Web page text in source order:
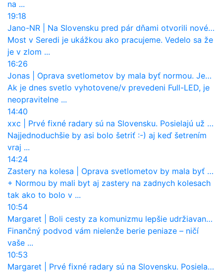
na ...
19:18
Jano-NR
Na Slovensku pred pár dňami otvorili nové mosty, ktoré to sú?
Most v Seredi je ukážkou ako pracujeme. Vedelo sa že
je v zlom ...
16:26
Jonas
Oprava svetlometov by mala byť normou. Jeden nový dnes stojí priemerne 1251 eur!
Ak je dnes svetlo vyhotovene/v prevedeni Full-LED, je
neopravitelne ...
14:40
xxc
Prvé fixné radary sú na Slovensku. Posielajú už pokuty? Ukáže ich Waze?
Najjednoduchšie by asi bolo šetriť :-) aj keď šetrením
vraj ...
14:24
Zastery na kolesa
Oprava svetlometov by mala byť normou. Jeden nový dnes stojí priemerne 1251 eur!
+ Normou by mali byt aj zastery na zadnych kolesach
tak ako to bolo v ...
10:54
Margaret
Boli cesty za komunizmu lepšie udržiavané ako dnes?
Finančný podvod vám nielenže berie peniaze – ničí
vaše ...
10:53
Margaret
Prvé fixné radary sú na Slovensku. Posielajú už pokuty? Ukáže ich Waze?